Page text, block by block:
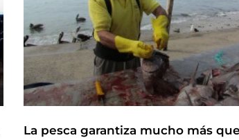
La pesca garantiza mucho más